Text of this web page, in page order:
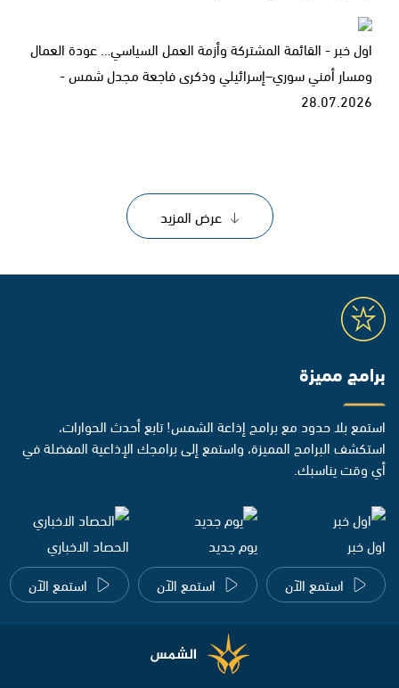
اول خبر - القائمة المشتركة وأزمة العمل السياسي… عودة العمال
ومسار أمني سوري–إسرائيلي وذكرى فاجعة مجدل شمس -
28.07.2026
عرض المزيد
برامج مميزة
استمع بلا حدود مع برامج إذاعة الشمس! تابع أحدث الحوارات،
استكشف البرامج المميزة، واستمع إلى برامجك الإذاعية المفضلة في
أي وقت يناسبك.
اول خبر
استمع الآن
يوم جديد
استمع الآن
الحصاد الاخباري
استمع الآن